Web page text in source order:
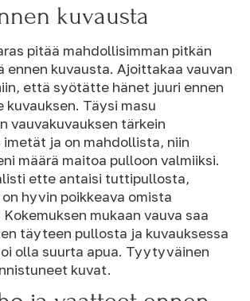
kuvausta
pitää mahdollisimman pitkän
ennen kuvausta. Ajoittakaa vauvan
että syötätte hänet juuri ennen
kuvauksen. Täysi masu
vauvakuvauksen tärkein
ja on mahdollista, niin
määrä maitoa pulloon valmiiksi.
ette antaisi tuttipullosta,
hyvin poikkeava omista
mukaan vauva saa
täyteen pullosta ja kuvauksessa
olla suurta apua. Tyytyväinen
kuvat.